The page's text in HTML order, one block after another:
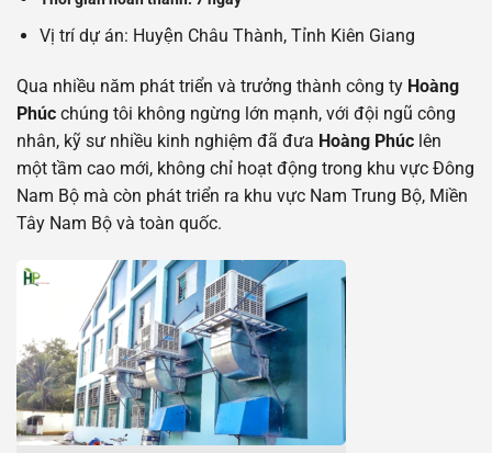
Vị trí dự án: Huyện Châu Thành, Tỉnh Kiên Giang
Qua nhiều năm phát triển và trưởng thành công ty Hoàng
Phúc chúng tôi không ngừng lớn mạnh, với đội ngũ công
nhân, kỹ sư nhiều kinh nghiệm đã đưa Hoàng Phúc lên
một tầm cao mới, không chỉ hoạt động trong khu vực Đông
Nam Bộ mà còn phát triển ra khu vực Nam Trung Bộ, Miền
Tây Nam Bộ và toàn quốc.